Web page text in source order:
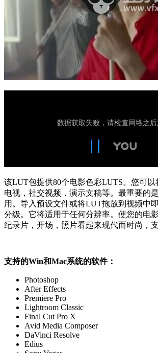
该LUT包提供80个电影色彩LUTS。您可以
电视，社交视频，演示文稿等。最重要的
用。导入预设文件或将LUT拖放到视频中
分级。它将适用于任何分辨率。使您的电
纪录片，开场，照片看起来现代而时尚，
支持的Win和Mac系统的软件：
Photoshop
After Effects
Premiere Pro
Lightroom Classic
Final Cut Pro X
Avid Media Composer
DaVinci Resolve
Edius